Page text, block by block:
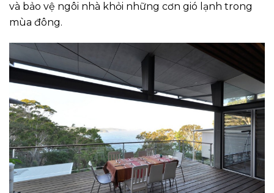
và bảo vệ ngôi nhà khỏi những cơn gió lạnh trong
mùa đông.